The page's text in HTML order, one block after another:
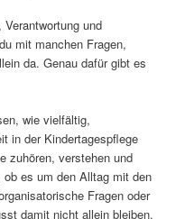
und
mit manchen Fragen,
da. Genau dafür gibt es
wie vielfältig,
in der Kindertagespflege
zuhören, verstehen und
es um den Alltag mit den
Fragen oder
damit nicht allein bleiben.